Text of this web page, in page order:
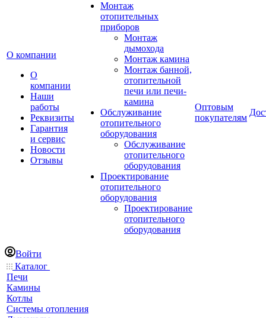
О компании
О
компании
Наши
работы
Реквизиты
Гарантия
и сервис
Новости
Отзывы
Монтаж
отопительных
приборов
Монтаж
дымохода
Монтаж камина
Монтаж банной,
отопительной
печи или печи-
камина
Обслуживание
отопительного
оборудования
Обслуживание
отопительного
оборудования
Проектирование
отопительного
оборудования
Проектирование
отопительного
оборудования
Оптовым
покупателям
Войти
Каталог
Печи
Камины
Котлы
Системы отопления